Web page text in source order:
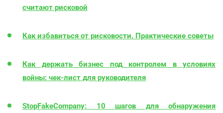
считают рисковой
Как избавиться от рисковости. Практические советы
Как держать бизнес под контролем в условиях
войны: чек-лист для руководителя
StopFakeCompany: 10 шагов для обнаружения